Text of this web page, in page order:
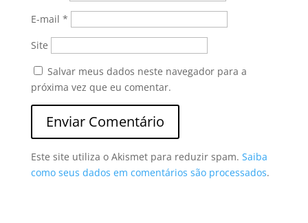
E-mail *
Site
Salvar meus dados neste navegador para a
próxima vez que eu comentar.
Este site utiliza o Akismet para reduzir spam. Saiba
como seus dados em comentários são processados.